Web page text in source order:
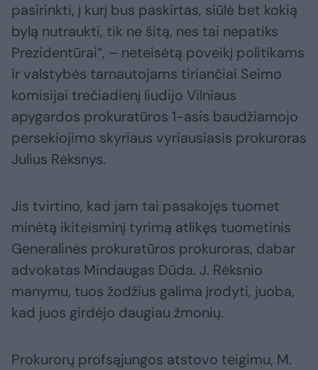
pasirinkti, į kurį bus paskirtas, siūlė bet kokią
bylą nutraukti, tik ne šitą, nes tai nepatiks
Prezidentūrai“, – neteisėtą poveikį politikams
ir valstybės tarnautojams tiriančiai Seimo
komisijai trečiadienį liudijo Vilniaus
apygardos prokuratūros 1-asis baudžiamojo
persekiojimo skyriaus vyriausiasis prokuroras
Julius Rėksnys.
Jis tvirtino, kad jam tai pasakojęs tuomet
minėtą ikiteisminį tyrimą atlikęs tuometinis
Generalinės prokuratūros prokuroras, dabar
advokatas Mindaugas Dūda. J. Rėksnio
manymu, tuos žodžius galima įrodyti, juoba,
kad juos girdėjo daugiau žmonių.
Prokurorų profsąjungos atstovo teigimu, M.